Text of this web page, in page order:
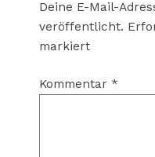
Deine E-Mail-
veröffentlicht.
markiert
Kommentar *